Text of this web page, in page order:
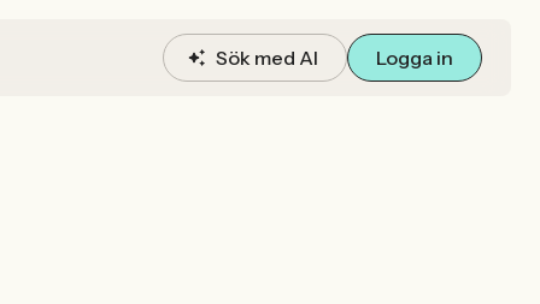
Sök med AI Logga in